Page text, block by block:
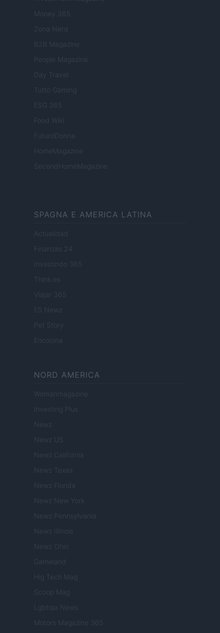
Money 365
Zona Nerd
B2B Magazine
People Magazine
Day Travel
Tutto Gaming
ESG 365
Food Wiki
FuturoDonna
HomeMagazine
SecondHomeMagazine
SPAGNA E AMERICA LATINA
Actualidad
Finanzas 24
Investindo 365
Viajar 365
ES Newz
Pet Story
Encocina
NORD AMERICA
Womanmagazine
Investing Plus
Newz
Newz US
Newz California
Newz Texas
Newz Florida
Newz New York
Newz Pennsylvania
Newz Illinois
Newz Ohio
Gameland
Hig Tech Mag
Scoop Mag
Lgbtqia News
Motors Magazine 365